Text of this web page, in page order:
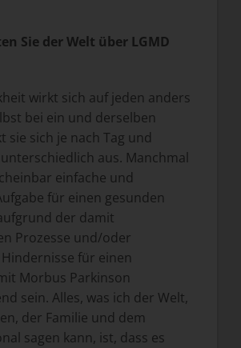
Sie der Welt über LGMD
wirkt sich auf jeden anders
bei ein und derselben
sie sich je nach Tag und
aus. Manchmal
einfache und
für einen gesunden
der damit
Prozesse und/oder
für einen
Morbus Parkinson
sein. Alles, was ich der Welt,
der Familie und dem
sagen kann, ist, dass es